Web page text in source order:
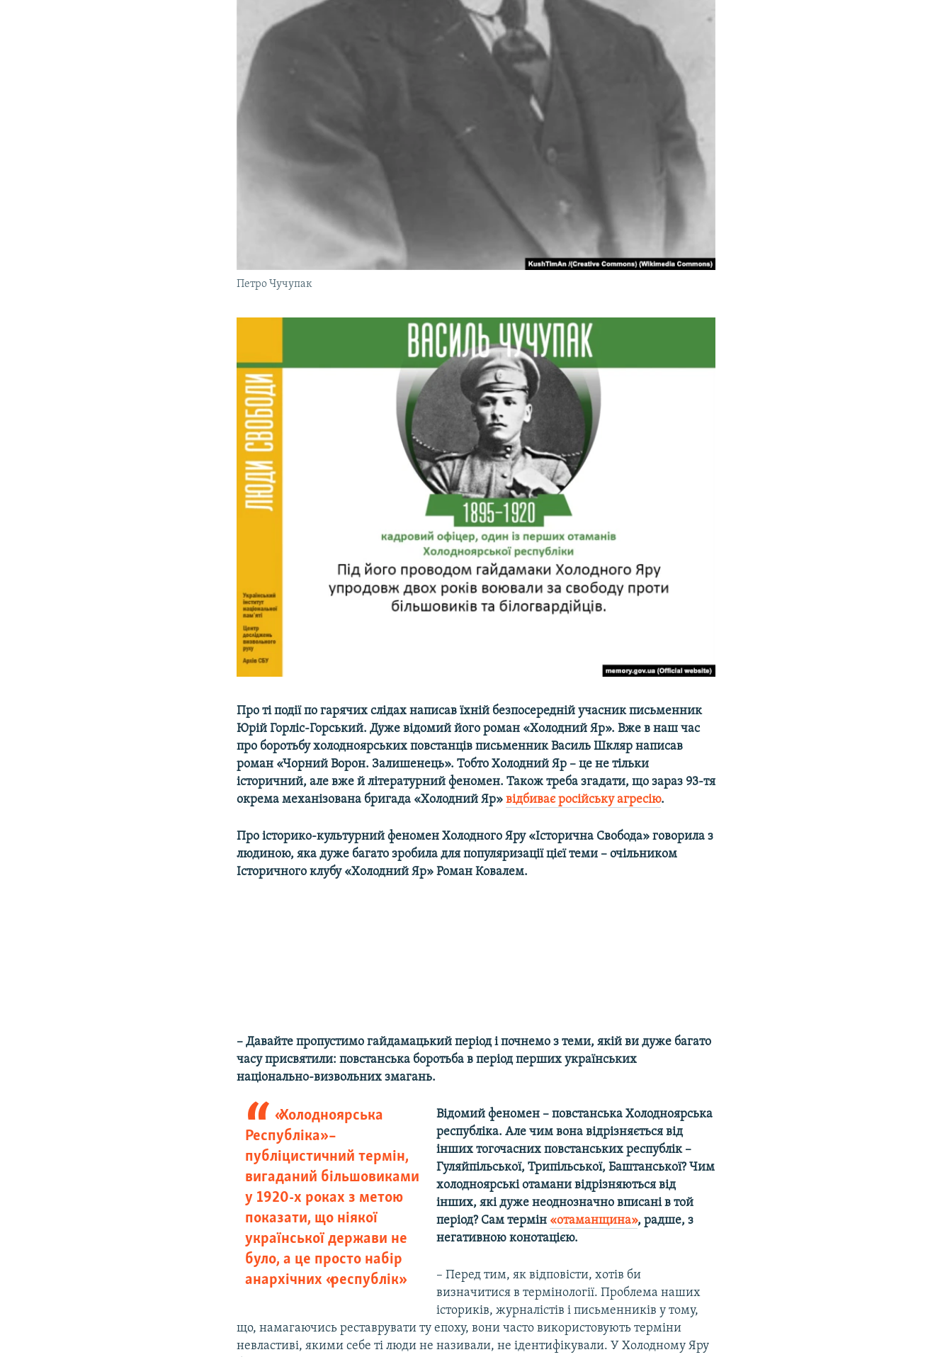
Петро Чучупак
Про ті події по гарячих слідах написав їхній безпосередній учасник письменник
Юрій Горліс-Горський. Дуже відомий його роман «Холодний Яр». Вже в наш час
про боротьбу холодноярських повстанців письменник Василь Шкляр написав
роман «Чорний Ворон. Залишенець». Тобто Холодний Яр – це не тільки
історичний, але вже й літературний феномен. Також треба згадати, що зараз 93-тя
окрема механізована бригада «Холодний Яр» відбиває російську агресію.
Про історико-культурний феномен Холодного Яру «Історична Свобода» говорила з
людиною, яка дуже багато зробила для популяризації цієї теми – очільником
Історичного клубу «Холодний Яр» Роман Ковалем.
– Давайте пропустимо гайдамацький період і почнемо з теми, якій ви дуже багато
часу присвятили: повстанська боротьба в період перших українських
національно-визвольних змагань.
«Холодноярська
Республіка» –
публіцистичний термін,
вигаданий більшовиками
у 1920-х роках з метою
показати, що ніякої
української держави не
було, а це просто набір
анархічних «республік»
Відомий феномен – повстанська Холодноярська
республіка. Але чим вона відрізняється від
інших тогочасних повстанських республік –
Гуляйпільської, Трипільської, Баштанської? Чим
холодноярські отамани відрізняються від
інших, які дуже неоднозначно вписані в той
період? Сам термін «отаманщина», радше, з
негативною конотацією.
– Перед тим, як відповісти, хотів би
визначитися в термінології. Проблема наших
істориків, журналістів і письменників у тому,
що, намагаючись реставрувати ту епоху, вони часто використовують терміни
невластиві, якими себе ті люди не називали, не ідентифікували. У Холодному Яру